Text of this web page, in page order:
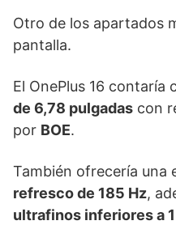
Otro de los apartados
pantalla.
El OnePlus 16 contaría
de 6,78 pulgadas con
por BOE.
También ofrecería una
refresco de 185 Hz,
ultrafinos inferiores a